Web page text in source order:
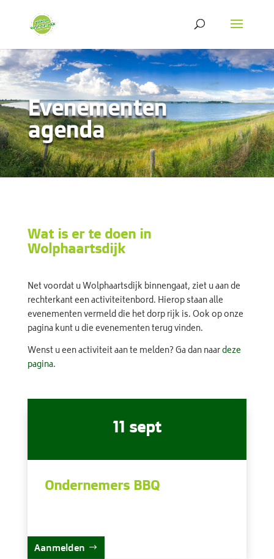
Evenementen
agenda
Wat is er te doen in
Wolphaartsdijk
Net voordat u Wolphaartsdijk binnengaat, ziet u aan de
rechterkant een activiteitenbord. Hierop staan alle
evenementen vermeld die het dorp rijk is. Ook op onze
pagina kunt u die evenementen terug vinden.
Wenst u een activiteit aan te melden? Ga dan naardeze
pagina.
11 sept
Ondernemers BBQ
Aanmelden